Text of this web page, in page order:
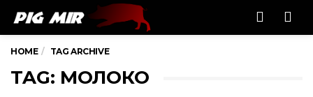
HOME TAG ARCHIVE
TAG: МОЛОКО